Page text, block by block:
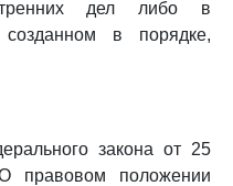
дел либо в
в порядке,
закона от 25
положении